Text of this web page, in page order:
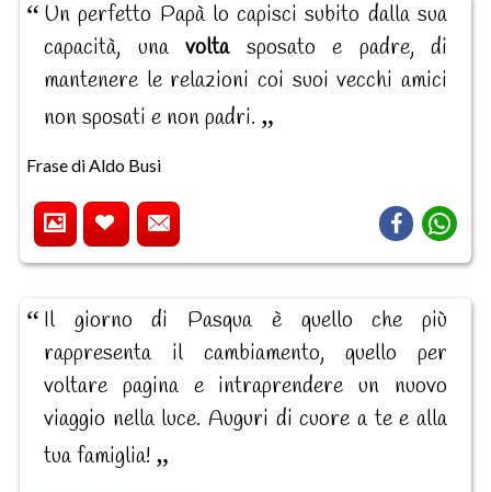
Un perfetto Papà lo capisci subito dalla sua
capacità, una voltasposato e padre, di
mantenere le relazioni coi suoi vecchi amici
non sposati e non padri.
Frase di Aldo Busi
Il giorno di Pasqua è quello che più
rappresenta il cambiamento, quello per
voltare pagina e intraprendere un nuovo
viaggio nella luce. Auguri di cuore a te e alla
tua famiglia!